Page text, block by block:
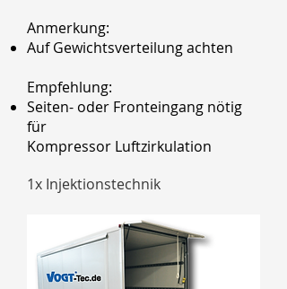
Anmerkung:
Auf Gewichtsverteilung achten
Empfehlung:
Seiten- oder Fronteingang nötig
für
Kompressor Luftzirkulation
1x Injektionstechnik